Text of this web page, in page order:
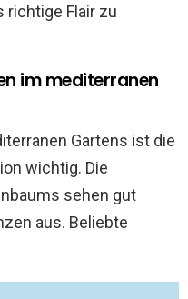
richtige Flair zu
im mediterranen
Gartens ist die
wichtig. Die
sehen gut
aus. Beliebte